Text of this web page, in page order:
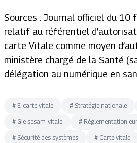
Sources : Journal officiel du
relatif au référentiel
carte Vitale comme moyen
ministère chargé de la Santé
délégation au numérique en
# E-carte vitale # Stratégie nationale
# Gie sesam-vitale # Réglementation
# Sécurité des systèmes # Carte vitale